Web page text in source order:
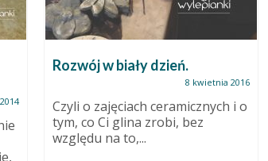
Rozwój w biały dzień.
8 kwietnia 2016
Czyli o zajęciach ceramicznych i o
tym, co Ci glina zrobi, bez
względu na to,...